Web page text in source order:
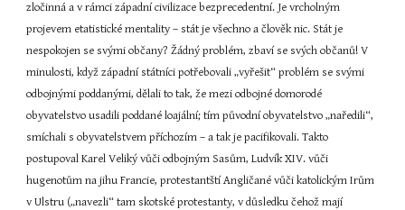
zločinná a v rámci západní civilizace bezprecedentní. Je vrcholným
projevem etatistické mentality – stát je všechno a člověk nic. Stát je
nespokojen se svými občany? Žádný problém, zbaví se svých občanů! V
minulosti, když západní státníci potřebovali „vyřešit“ problém se svými
odbojnými poddanými, dělali to tak, že mezi odbojné domorodé
obyvatelstvo usadili poddané loajální; tím původní obyvatelstvo „naředili“,
smíchali s obyvatelstvem příchozím – a tak je pacifikovali. Takto
postupoval Karel Veliký vůči odbojným Sasům, Ludvík XIV. vůči
hugenotům na jihu Francie, protestantští Angličané vůči katolickým Irům
v Ulstru („navezli“ tam skotské protestanty, v důsledku čehož mají